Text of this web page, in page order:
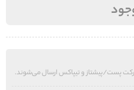
پست/پیشتاز و تیپاکس ارسال می‌شوند.